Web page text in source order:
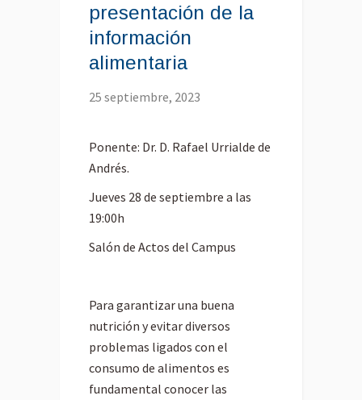
presentación de la
información
alimentaria
25 septiembre, 2023
Ponente: Dr. D. Rafael Urrialde de
Andrés.
Jueves 28 de septiembre a las
19:00h
Salón de Actos del Campus
Para garantizar una buena
nutrición y evitar diversos
problemas ligados con el
consumo de alimentos es
fundamental conocer las